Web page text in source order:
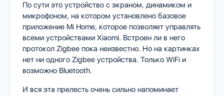
По сути это устройство с экраном, динамиком и
микрофоном, на котором установлено базовое
приложение Mi Home, которое позволяет управлять
всеми устройствами Xiaomi. Встроен ли в него
протокол Zigbee пока неизвестно. Но на картинках
нет ни одного Zigbee устройства. Только WiFi и
возможно Bluetooth.
И вся эта прелесть очень сильно напоминает